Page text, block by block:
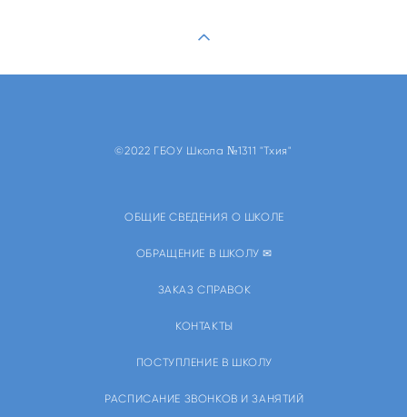
©2022 ГБОУ Школа №1311 "Тхия"
ОБЩИЕ СВЕДЕНИЯ О ШКОЛЕ
ОБРАЩЕНИЕ В ШКОЛУ ✉
ЗАКАЗ СПРАВОК
КОНТАКТЫ
ПОСТУПЛЕНИЕ В ШКОЛУ
РАСПИСАНИЕ ЗВОНКОВ И ЗАНЯТИЙ